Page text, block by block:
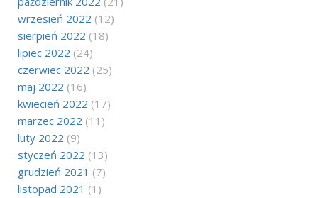
wrzesień 2022 (12)
sierpień 2022 (18)
lipiec 2022 (24)
czerwiec 2022 (25)
maj 2022 (16)
kwiecień 2022 (17)
marzec 2022 (11)
luty 2022 (9)
styczeń 2022 (13)
grudzień 2021 (7)
listopad 2021 (1)